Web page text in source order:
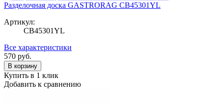
Разделочная доска GASTRORAG CB45301YL
Артикул:
CB45301YL
Все характеристики
570 руб.
В корзину
Купить в 1 клик
Добавить к сравнению